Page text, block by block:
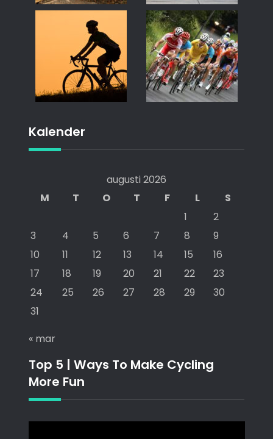
Kalender
augusti 2026
M
T O T F L
S
1
2
3
4 5 6 7 8
9
10
11 12 13 14 15
16
17
18 19 20 21 22
23
24
25 26 27 28 29
30
31
« mar
Top 5 | Ways To Make Cycling
More Fun